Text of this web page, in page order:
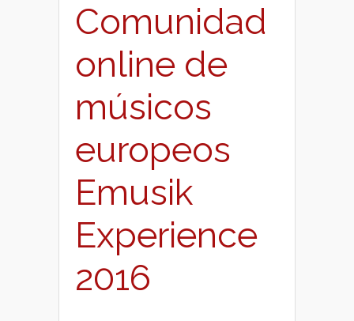
Comunidad
online de
músicos
europeos
Emusik
Experience
2016